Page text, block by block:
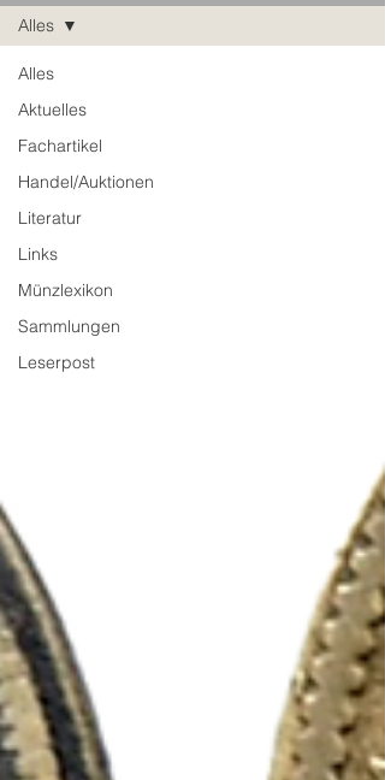
Alles
Aktuelles
Fachartikel
Handel/Auktionen
Literatur
Links
Münzlexikon
Sammlungen
Leserpost
Alles